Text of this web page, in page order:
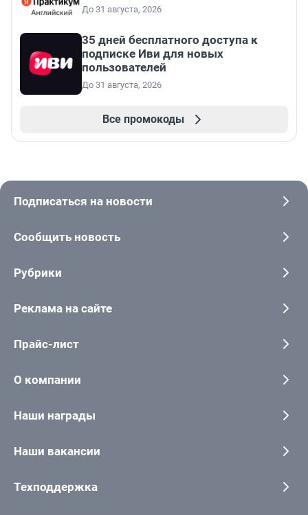
До 31 августа, 2026
35 дней бесплатного доступа к
подписке Иви для новых
пользователей
До 31 августа, 2026
Все промокоды
Подписаться на новости
Сообщить новость
Рубрики
Реклама на сайте
Прайс-лист
О компании
Наши награды
Наши вакансии
Техподдержка